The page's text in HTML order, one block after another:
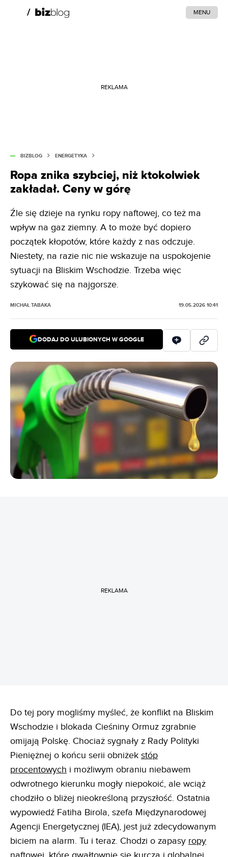
MENU
REKLAMA
BIZBLOG ENERGETYKA
Ropa znika szybciej, niż ktokolwiek
zakładał. Ceny w górę
Źle się dzieje na rynku ropy naftowej, co też ma
wpływ na gaz ziemny. A to może być dopiero
początek kłopotów, które każdy z nas odczuje.
Niestety, na razie nic nie wskazuje na uspokojenie
sytuacji na Bliskim Wschodzie. Trzeba więc
szykować się na najgorsze.
MICHAŁ TABAKA 19.05.2026 10:41
DODAJ DO ULUBIONYCH W GOOGLE
REKLAMA
Do tej pory mogliśmy myśleć, że konflikt na Bliskim
Wschodzie i blokada Cieśniny Ormuz zgrabnie
omijają Polskę. Chociaż sygnały z Rady Polityki
Pieniężnej o końcu serii obniżek stóp
procentowych i możliwym obraniu niebawem
odwrotnego kierunku mogły niepokoić, ale wciąż
chodziło o bliżej nieokreśloną przyszłość. Ostatnia
wypowiedź Fatiha Birola, szefa Międzynarodowej
Agencji Energetycznej (IEA), jest już zdecydowanym
biciem na alarm. Tu i teraz. Chodzi o zapasy ropy